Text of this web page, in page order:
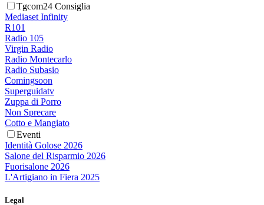
Tgcom24 Consiglia
Mediaset Infinity
R101
Radio 105
Virgin Radio
Radio Montecarlo
Radio Subasio
Comingsoon
Superguidatv
Zuppa di Porro
Non Sprecare
Cotto e Mangiato
Eventi
Identità Golose 2026
Salone del Risparmio 2026
Fuorisalone 2026
L'Artigiano in Fiera 2025
Legal